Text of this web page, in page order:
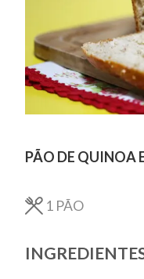
PÃO DE QUINOA
1 PÃO